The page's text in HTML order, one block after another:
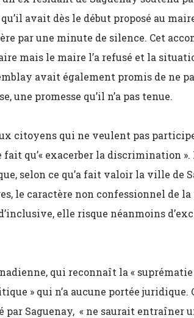
avait dès le début proposé au
par une minute de silence. Cet
mais le maire l’a refusé et la
avait également promis de ne
une promesse qu’il n’a pas tenue.
citoyens qui ne veulent pas
qu’« exacerber la discrimination ».
selon ce qu’a fait valoir la ville de
le caractère non confessionnel de la
elle risque néanmoins
qui reconnaît la « suprématie
» qui n’a aucune portée juridique.
Saguenay, « ne saurait entraîner